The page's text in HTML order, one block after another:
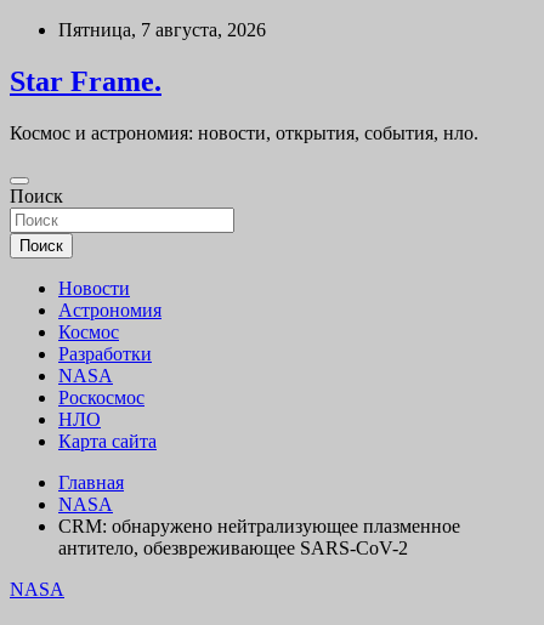
Перейти
содержимому
Пятница, 7 августа, 2026
Star Frame.
Космос и астрономия: новости, открытия, события, нло.
Поиск
Поиск
Новости
Астрономия
Космос
Разработки
NASA
Роскосмос
НЛО
Карта сайта
Главная
NASA
CRM: обнаружено нейтрализующее плазменное
антитело, обезвреживающее SARS-CoV-2
NASA